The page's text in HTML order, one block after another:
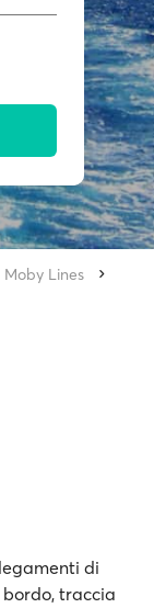
Moby Lines
di
bordo, traccia